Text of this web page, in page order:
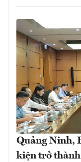
Quảng Ninh,
kiện trở